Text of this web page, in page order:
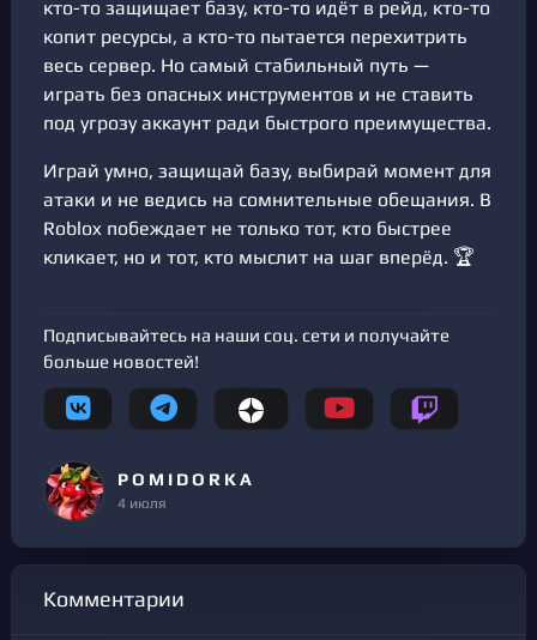
кто-то защищает базу, кто-то идёт в рейд, кто-то
копит ресурсы, а кто-то пытается перехитрить
весь сервер. Но самый стабильный путь —
играть без опасных инструментов и не ставить
под угрозу аккаунт ради быстрого преимущества.
Играй умно, защищай базу, выбирай момент для
атаки и не ведись на сомнительные обещания. В
Roblox побеждает не только тот, кто быстрее
кликает, но и тот, кто мыслит на шаг вперёд. 🏆
Подписывайтесь на наши соц. сети и получайте
больше новостей!
P O M I D O R K A
4 июля
Комментарии